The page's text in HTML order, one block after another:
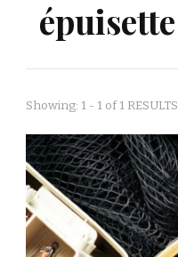
épuisette
Showing: 1 - 1 of 1 RESULTS